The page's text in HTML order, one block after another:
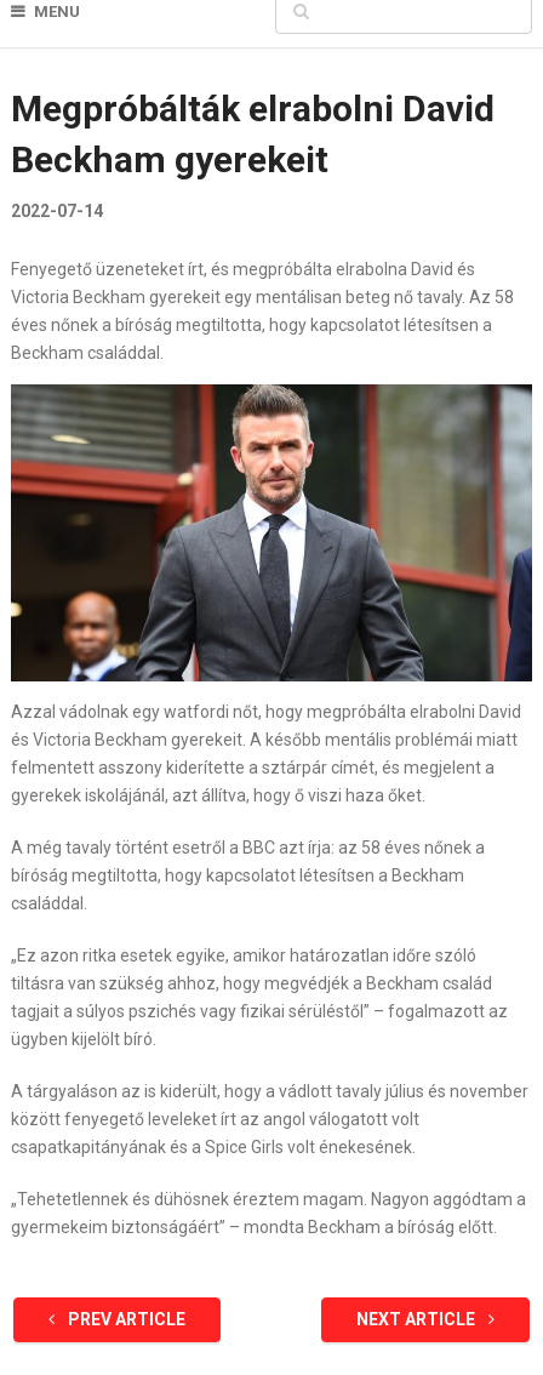
MENU
Megpróbálták elrabolni David
Beckham gyerekeit
2022-07-14
Fenyegető üzeneteket írt, és megpróbálta elrabolna David és
Victoria Beckham gyerekeit egy mentálisan beteg nő tavaly. Az 58
éves nőnek a bíróság megtiltotta, hogy kapcsolatot létesítsen a
Beckham családdal.
Azzal vádolnak egy watfordi nőt, hogy megpróbálta elrabolni David
és Victoria Beckham gyerekeit. A később mentális problémái miatt
felmentett asszony kiderítette a sztárpár címét, és megjelent a
gyerekek iskolájánál, azt állítva, hogy ő viszi haza őket.
A még tavaly történt esetről a BBC azt írja: az 58 éves nőnek a
bíróság megtiltotta, hogy kapcsolatot létesítsen a Beckham
családdal.
„Ez azon ritka esetek egyike, amikor határozatlan időre szóló
tiltásra van szükség ahhoz, hogy megvédjék a Beckham család
tagjait a súlyos pszichés vagy fizikai sérüléstől” – fogalmazott az
ügyben kijelölt bíró.
A tárgyaláson az is kiderült, hogy a vádlott tavaly július és november
között fenyegető leveleket írt az angol válogatott volt
csapatkapitányának és a Spice Girls volt énekesének.
„Tehetetlennek és dühösnek éreztem magam. Nagyon aggódtam a
gyermekeim biztonságáért” – mondta Beckham a bíróság előtt.
PREV ARTICLE NEXT ARTICLE